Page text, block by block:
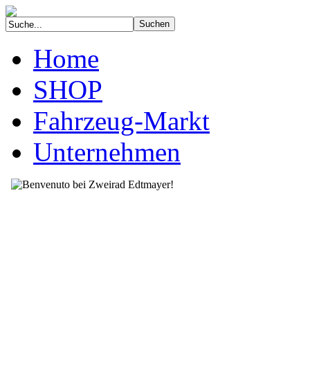
Home
SHOP
Fahrzeug-Markt
Unternehmen